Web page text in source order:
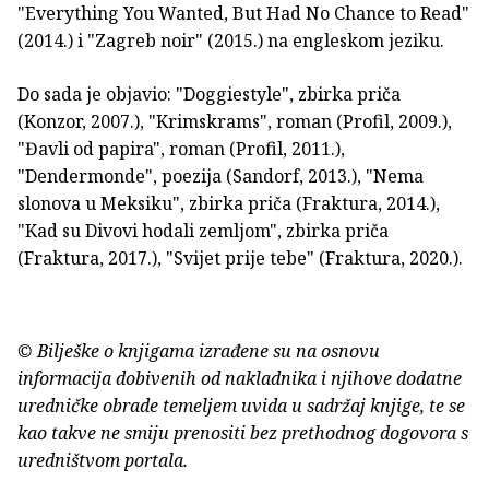
"Everything You Wanted, But Had No Chance to Read"
(2014.) i "Zagreb noir" (2015.) na engleskom jeziku.
Do sada je objavio: "Doggiestyle", zbirka priča
(Konzor, 2007.), "Krimskrams", roman (Profil, 2009.),
"Đavli od papira", roman (Profil, 2011.),
"Dendermonde", poezija (Sandorf, 2013.), "Nema
slonova u Meksiku", zbirka priča (Fraktura, 2014.),
"Kad su Divovi hodali zemljom", zbirka priča
(Fraktura, 2017.), "Svijet prije tebe" (Fraktura, 2020.).
© Bilješke o knjigama izrađene su na osnovu
informacija dobivenih od nakladnika i njihove dodatne
uredničke obrade temeljem uvida u sadržaj knjige, te se
kao takve ne smiju prenositi bez prethodnog dogovora s
uredništvom portala.